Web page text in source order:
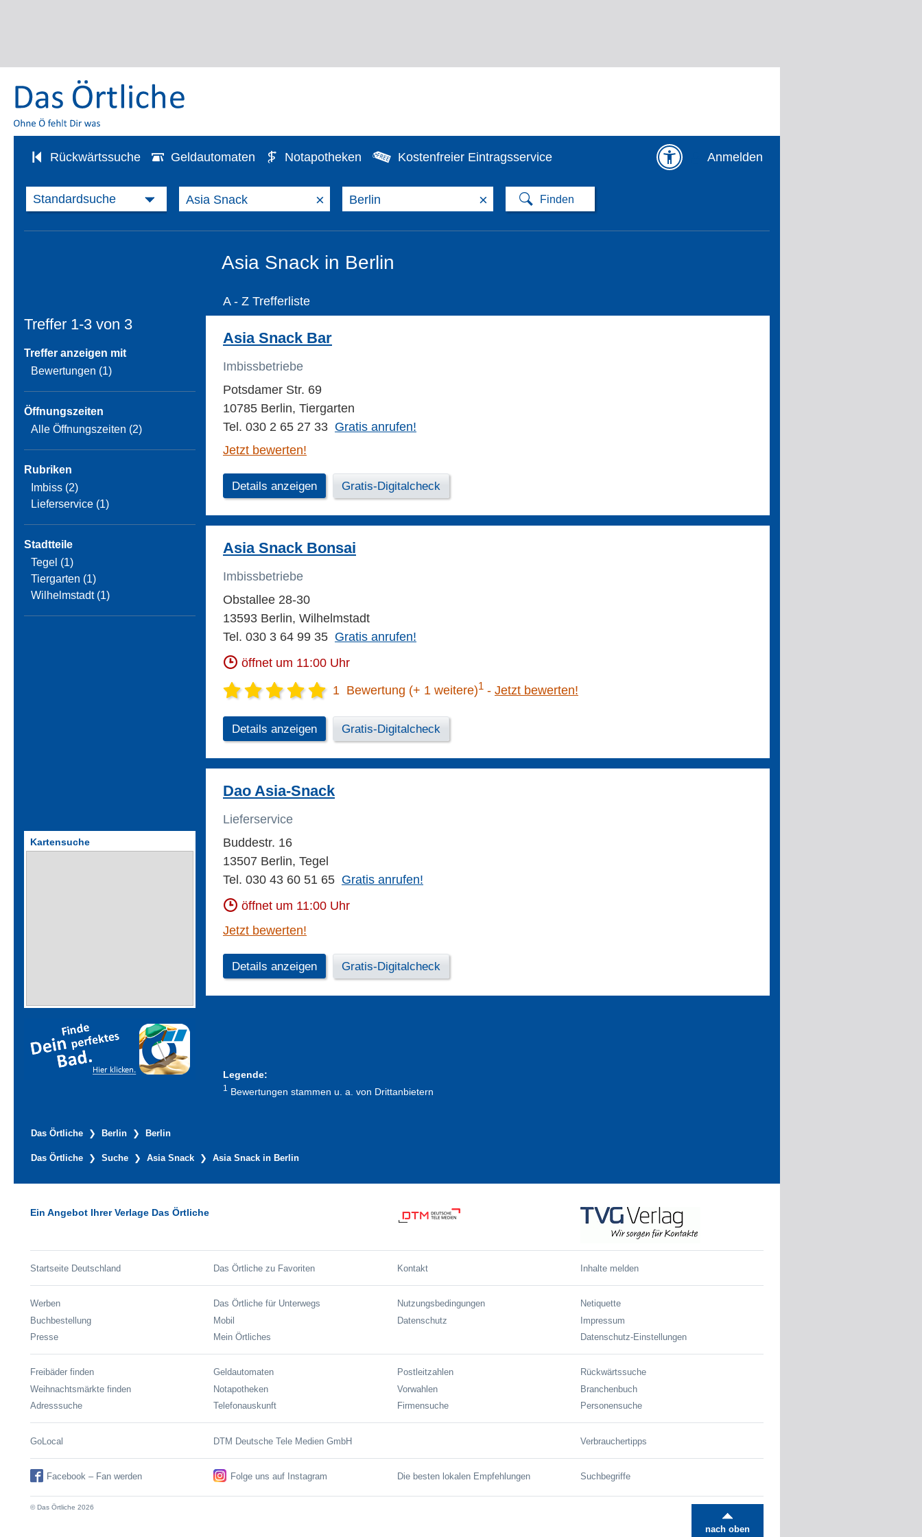
Rückwärtssuche Geldautomaten Notapotheken Kostenfreier Eintragsservice Anmelden
× ×
Asia Snack in Berlin
Treffer 1-3 von 3
Treffer anzeigen mit
Bewertungen (1)
Öffnungszeiten
Alle Öffnungszeiten (2)
Rubriken
Imbiss (2)
Lieferservice (1)
Stadtteile
Tegel (1)
Tiergarten (1)
Wilhelmstadt (1)
A - Z Trefferliste
Asia Snack Bar
Imbissbetriebe
Potsdamer Str. 69
10785 Berlin, Tiergarten
Tel. 030 2 65 27 33 Gratis anrufen!
Jetzt bewerten!
Details anzeigen Gratis-Digitalcheck
Asia Snack Bonsai
Imbissbetriebe
Obstallee 28-30
13593 Berlin, Wilhelmstadt
Tel. 030 3 64 99 35 Gratis anrufen!
öffnet um 11:00 Uhr
1 Bewertung (+ 1 weitere)1 Jetzt bewerten!
Details anzeigen Gratis-Digitalcheck
Dao Asia-Snack
Lieferservice
Buddestr. 16
13507 Berlin, Tegel
Tel. 030 43 60 51 65 Gratis anrufen!
öffnet um 11:00 Uhr
Jetzt bewerten!
Details anzeigen Gratis-Digitalcheck
Legende:
1 Bewertungen stammen u. a. von Drittanbietern
Kartensuche
Das Örtliche Berlin Berlin
Das Örtliche Suche Asia Snack Asia Snack in Berlin
Ein Angebot Ihrer Verlage Das Örtliche
Startseite Deutschland Das Örtliche zu Favoriten Kontakt Inhalte melden
Werben
Buchbestellung
Presse
Das Örtliche für Unterwegs
Mobil
Mein Örtliches
Nutzungsbedingungen
Datenschutz
Netiquette
Impressum
Datenschutz-Einstellungen
Freibäder finden
Weihnachtsmärkte finden
Adresssuche
Geldautomaten
Notapotheken
Telefonauskunft
Postleitzahlen
Vorwahlen
Firmensuche
Rückwärtssuche
Branchenbuch
Personensuche
GoLocal DTM Deutsche Tele Medien GmbH Verbrauchertipps
Facebook – Fan werden Folge uns auf Instagram Die besten lokalen Empfehlungen Suchbegriffe
© Das Örtliche 2026
nach oben